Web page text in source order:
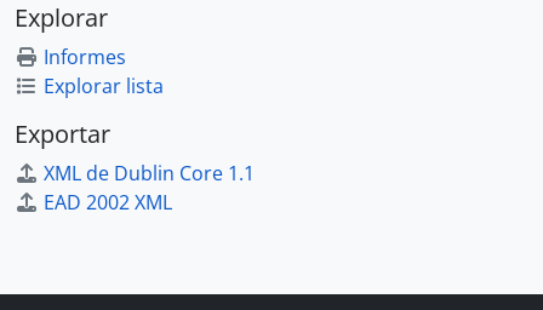
Explorar
Informes
Explorar lista
Exportar
XML de Dublin Core 1.1
EAD 2002 XML